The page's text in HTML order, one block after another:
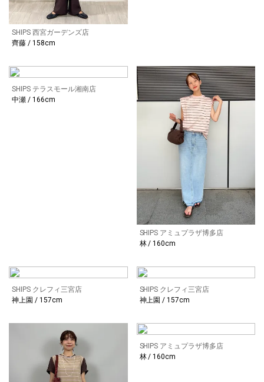
SHIPS 西宮ガーデンズ店
齊藤 / 158cm
SHIPS テラスモール湘南店
中瀬 / 166cm
SHIPS アミュプラザ博多店
林 / 160cm
SHIPS クレフィ三宮店
神上園 / 157cm
SHIPS クレフィ三宮店
神上園 / 157cm
SHIPS アミュプラザ博多店
林 / 160cm